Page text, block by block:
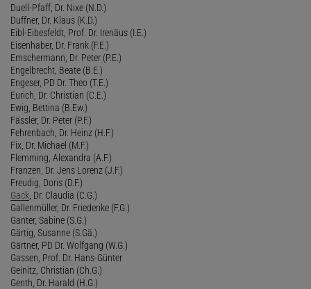
Duell-Pfaff, Dr. Nixe (N.D.)
Duffner, Dr. Klaus (K.D.)
Eibl-Eibesfeldt, Prof. Dr. Irenäus (I.E.)
Eisenhaber, Dr. Frank (F.E.)
Emschermann, Dr. Peter (P.E.)
Engelbrecht, Beate (B.E.)
Engeser, PD Dr. Theo (T.E.)
Eurich, Dr. Christian (C.E.)
Ewig, Bettina (B.Ew.)
Fässler, Dr. Peter (P.F.)
Fehrenbach, Dr. Heinz (H.F.)
Fix, Dr. Michael (M.F.)
Flemming, Alexandra (A.F.)
Franzen, Dr. Jens Lorenz (J.F.)
Freudig, Doris (D.F.)
Gack , Dr. Claudia (C.G.)
Gallenmüller, Dr. Friederike (F.G.)
Ganter, Sabine (S.G.)
Gärtig, Susanne (S.Gä.)
Gärtner, PD Dr. Wolfgang (W.G.)
Gassen, Prof. Dr. Hans-Günter
Geinitz, Christian (Ch.G.)
Genth, Dr. Harald (H.G.)